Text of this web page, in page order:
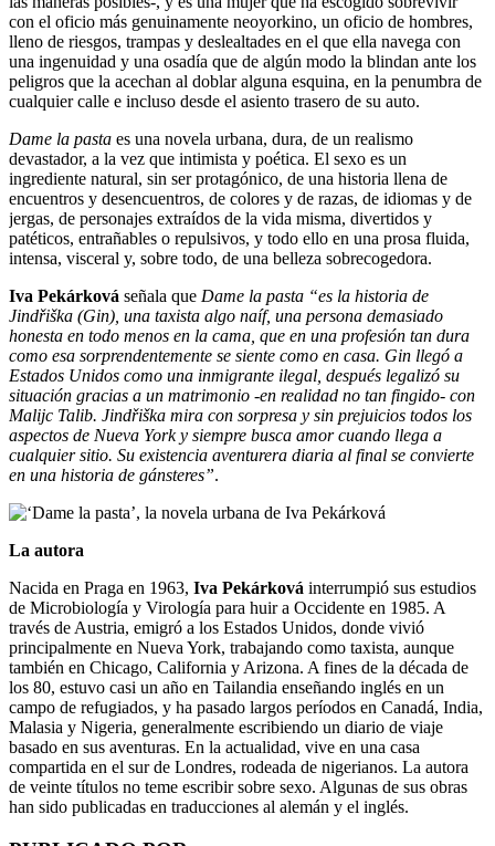
con el oficio más genuinamente neoyorkino, un oficio de hombres,
lleno de riesgos, trampas y deslealtades en el que ella navega con
una ingenuidad y una osadía que de algún modo la blindan ante los
peligros que la acechan al doblar alguna esquina, en la penumbra de
cualquier calle e incluso desde el asiento trasero de su auto.
Dame la pasta es una novela urbana, dura, de un realismo
devastador, a la vez que intimista y poética. El sexo es un
ingrediente natural, sin ser protagónico, de una historia llena de
encuentros y desencuentros, de colores y de razas, de idiomas y de
jergas, de personajes extraídos de la vida misma, divertidos y
patéticos, entrañables o repulsivos, y todo ello en una prosa fluida,
intensa, visceral y, sobre todo, de una belleza sobrecogedora.
Iva Pekárková señala que Dame la pasta “es la historia de
Jindřiška (Gin), una taxista algo naíf, una persona demasiado
honesta en todo menos en la cama, que en una profesión tan dura
como esa sorprendentemente se siente como en casa. Gin llegó a
Estados Unidos como una inmigrante ilegal, después legalizó su
situación gracias a un matrimonio -en realidad no tan fingido- con
Malijc Talib. Jindřiška mira con sorpresa y sin prejuicios todos los
aspectos de Nueva York y siempre busca amor cuando llega a
cualquier sitio. Su existencia aventurera diaria al final se convierte
en una historia de gánsteres”.
La autora
Nacida en Praga en 1963, Iva Pekárková interrumpió sus estudios
de Microbiología y Virología para huir a Occidente en 1985. A
través de Austria, emigró a los Estados Unidos, donde vivió
principalmente en Nueva York, trabajando como taxista, aunque
también en Chicago, California y Arizona. A fines de la década de
los 80, estuvo casi un año en Tailandia enseñando inglés en un
campo de refugiados, y ha pasado largos períodos en Canadá, India,
Malasia y Nigeria, generalmente escribiendo un diario de viaje
basado en sus aventuras. En la actualidad, vive en una casa
compartida en el sur de Londres, rodeada de nigerianos. La autora
de veinte títulos no teme escribir sobre sexo. Algunas de sus obras
han sido publicadas en traducciones al alemán y el inglés.